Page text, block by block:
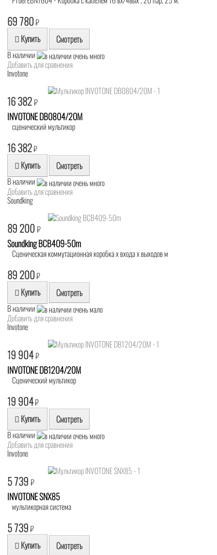
69 780₽
Купить Смотреть
В наличии
Добавить для сравнения
Invotone
16 382₽
INVOTONE DB0804/20M
сценический мультикор
16 382₽
Купить Смотреть
В наличии
Добавить для сравнения
Soundking
89 200₽
Soundking BCB409-50m
Сценическая коммутационная коробка х входа х выходов м
89 200₽
Купить Смотреть
В наличии
Добавить для сравнения
Invotone
19 904₽
INVOTONE DB1204/20M
Сценический мультикор
19 904₽
Купить Смотреть
В наличии
Добавить для сравнения
Invotone
5 739 ₽
INVOTONE SNX85
мультикорная система
5 739₽
Купить Смотреть